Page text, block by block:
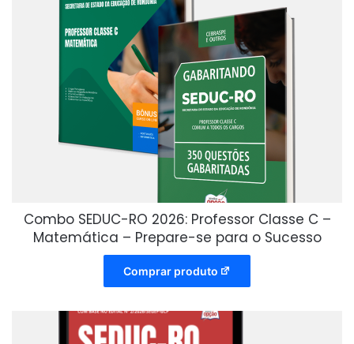
Combo SEDUC-RO 2026: Professor Classe C –
Matemática – Prepare-se para o Sucesso
Comprar produto